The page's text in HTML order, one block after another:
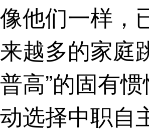
像他们一样，
来越多的家庭
普高”的固有
动选择中职自